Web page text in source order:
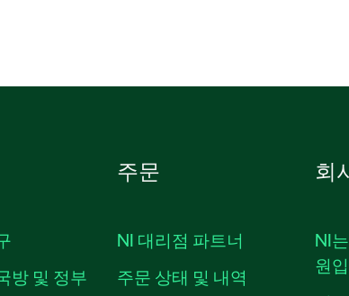
방 및 정부
주문
NI 대리점 파트너
주문 상태 및 내역
회
NI
원